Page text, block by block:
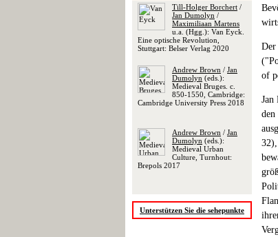
Till-Holger Borchert /
Jan Dumolyn /
Maximiliaan Martens
u.a. (Hgg.): Van Eyck.
Eine optische Revolution,
Stuttgart: Belser Verlag 2020
Andrew Brown / Jan
Dumolyn (eds.):
Medieval Bruges. c.
850-1550, Cambridge:
Cambridge University Press 2018
Andrew Brown / Jan
Dumolyn (eds.):
Medieval Urban
Culture, Turnhout:
Brepols 2017
Unterstützen Sie die sehepunkte
Der
of
Jan
den